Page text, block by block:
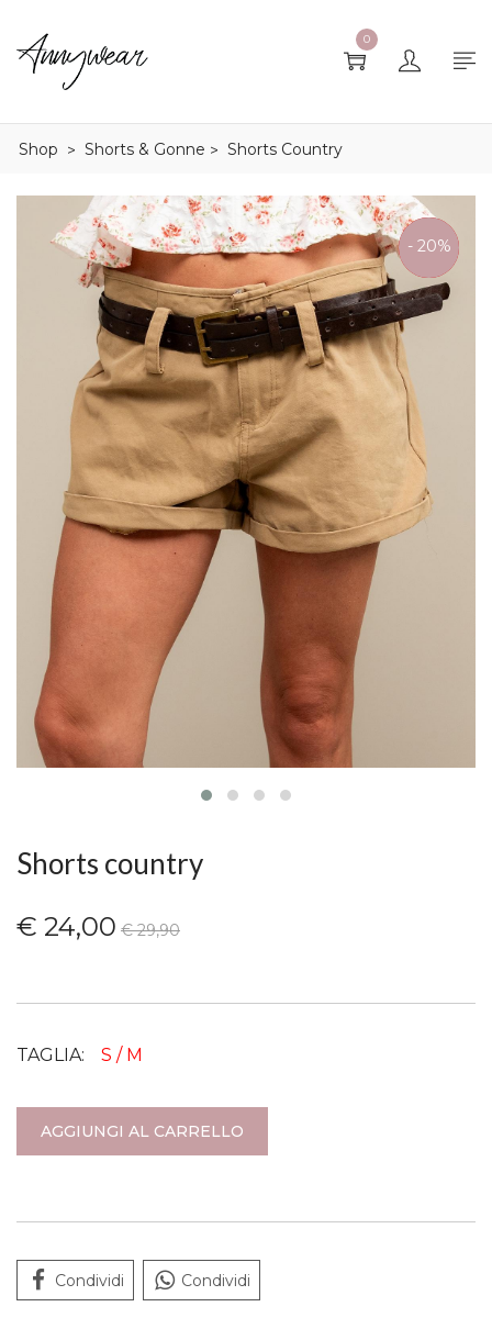
0
Shop > Shorts & Gonne > Shorts Country
SOLD
OUT
- 20%
Shorts country
€ 24,00 € 29,90
TAGLIA: S / M
AGGIUNGI AL CARRELLO
Condividi Condividi